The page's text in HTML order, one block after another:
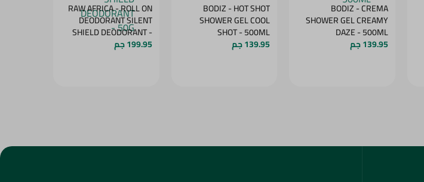
BODIZ - CREMA
SHOWER GEL CREAMY
DAZE - 500ML
139.95 جم
BODIZ - HOT SHOT
SHOWER GEL COOL
SHOT - 500ML
139.95 جم
RAW AFRICA - ROLL ON
DEODORANT SILENT
SHIELD DEODORANT -
50G
199.95 جم